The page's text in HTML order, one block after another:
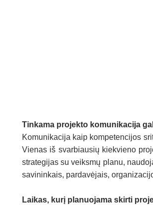
Tinkama projekto komunikacija
Komunikacija kaip kompetencijos
Vienas iš svarbiausių kiekvieno
strategijas su veiksmų planu,
savininkais, pardavėjais,
Laikas, kurį planuojama skirti